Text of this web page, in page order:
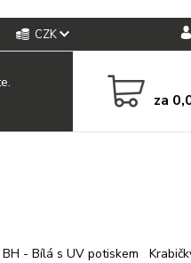
CZK
za
- Bílá s UV potiskem